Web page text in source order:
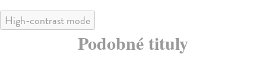
High-contrast mode
Podobné tituly